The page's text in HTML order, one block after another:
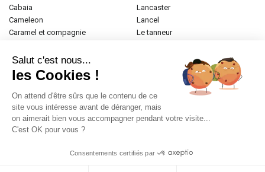
cabaia
cameleon
caramel et compagnie
donna celi
eastpak
elite
emily & noah
esprit
etrier
fabrizio
lancaster
lancel
le tanneur
paul marius
samsonite
tamaris
valentino
Salut c'est nous...
les Cookies !
On attend d'être sûrs que le contenu de ce
site vous intéresse avant de déranger, mais
on aimerait bien vous accompagner pendant votre visite...
C'est OK pour vous ?
Consentements certifiés par